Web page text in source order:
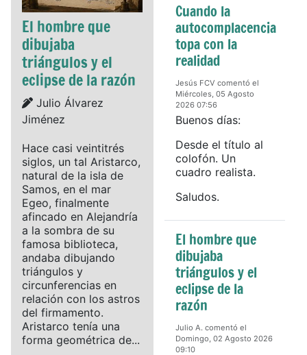
El hombre que
dibujaba
triángulos y el
eclipse de la razón
Details
Julio Álvarez
Jiménez
Hace casi veintitrés
siglos, un tal Aristarco,
natural de la isla de
Samos, en el mar
Egeo, finalmente
afincado en Alejandría
a la sombra de su
famosa biblioteca,
andaba dibujando
triángulos y
circunferencias en
relación con los astros
del firmamento.
Aristarco tenía una
forma geométrica de...
Cuando la
autocomplacencia
topa con la
realidad
Jesús FCV comentó el
Miércoles, 05 Agosto
2026 07:56
Buenos días:
Desde el título al
colofón. Un
cuadro realista.
Saludos.
El hombre que
dibujaba
triángulos y el
eclipse de la
razón
Julio A. comentó el
Domingo, 02 Agosto 2026
09:10